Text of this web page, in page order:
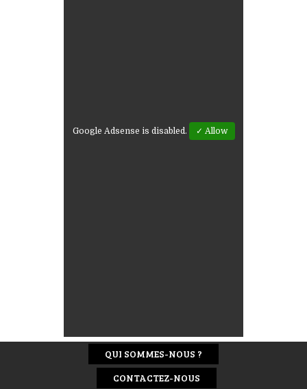
Google Adsense is disabled. ✓ Allow
QUI SOMMES-NOUS ?
CONTACTEZ-NOUS